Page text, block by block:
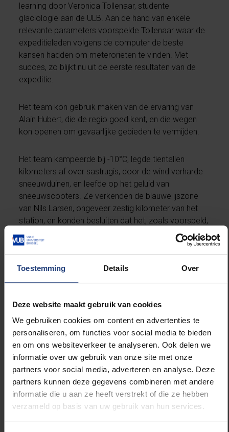
Toestemming Details Over
Deze website maakt gebruik van cookies
We gebruiken cookies om content en advertenties te
personaliseren, om functies voor social media te bieden
en om ons websiteverkeer te analyseren. Ook delen we
informatie over uw gebruik van onze site met onze
partners voor social media, adverteren en analyse. Deze
partners kunnen deze gegevens combineren met andere
informatie die u aan ze heeft verstrekt of die ze hebben
verzameld op basis van uw gebruik van hun services.
learning door Veronica Tollenaar, studente
glaciologie aan de ULB. Aan de hand van enkele
relevante parameters voorspelde Tollenaar waar de
expeditieleden volgens de computer de beste
kansen hadden om meterorieten te vinden. Met
succes, zo blijkt nu uit de eerste resultaten van de
expeditie.
Het team kon gebruik maken van de ervaring van
Alain Hubert, die de regio goed kent, en die wegen
kon openen om gevaarlijke gebieden te vermijden.
Het team kampeerde bij -10°C, legde tientallen
kilometers af over sastrugis, door de wind verharde
sneeuwduinen, en leefde op het geluid van
sneeuwscooters. Ze verkenden de blauwe ijszone
van Nils Larsen, ongeveer zestig kilometer van het
station, en konden besluiten dat het, zoals voorspeld,
effectief een accumulatiezone voor meteorieten is,
die verder onderzoek vraagt.
“De indrukwekkendste vondst in het gebied is een
meteoriet is een van 7,6 kg”, zegt VUB-onderzoeker
asteroïdengordel en plofte waarschijnlijk enkele
tienduizenden jaren geleden neer in het Antarctische
blauwe ijs.” Volgens Ryoga Maeda gaat het om een
“gewone chondriet”, en de meteoriet bevat veel
metaal (H-type).
De verzamelde meteorieten moeten nu onder
gecontroleerde omstandigheden in het laboratorium
van het Koninklijk Belgisch Instituut voor